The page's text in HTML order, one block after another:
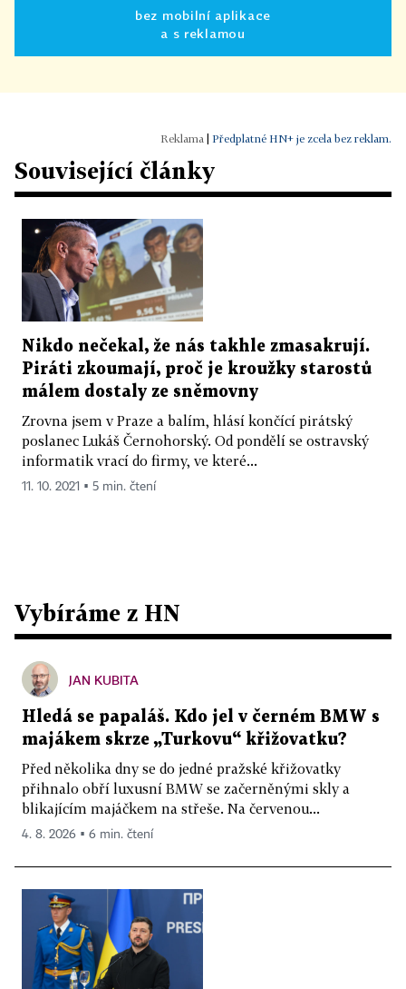
bez mobilní aplikace
a s reklamou
Předplatné HN+ je zcela bez reklam.
Související články
Nikdo nečekal, že nás takhle zmasakrují.
Piráti zkoumají, proč je kroužky starostů
málem dostaly ze sněmovny
Zrovna jsem v Praze a balím, hlásí končící pirátský
poslanec Lukáš Černohorský. Od pondělí se ostravský
informatik vrací do firmy, ve které...
11. 10. 2021 ▪ 5 min. čtení
Vybíráme z HN
JAN KUBITA
Hledá se papaláš. Kdo jel v černém BMW s
majákem skrze „Turkovu“ křižovatku?
Před několika dny se do jedné pražské křižovatky
přihnalo obří luxusní BMW se začerněnými skly a
blikajícím majáčkem na střeše. Na červenou...
4. 8. 2026 ▪ 6 min. čtení